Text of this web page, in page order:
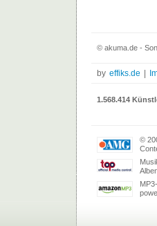
© akuma.de -
by effiks.de
1.568.414
©